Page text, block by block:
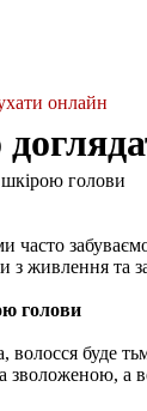
онлайн
часто
живлення та
голови
буде
зволоженою, а